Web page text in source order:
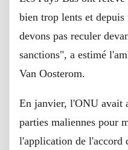
bien trop lents et
devons pas reculer
sanctions", a estimé
Van Oosterom.
En janvier, l'ONU avait
parties maliennes pour
l'application de l'accord